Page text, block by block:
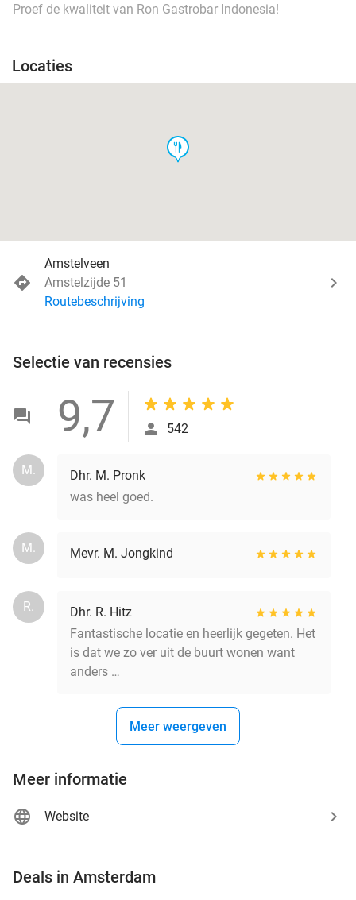
Proef de kwaliteit van Ron Gastrobar Indonesia!
Locaties
food
Amstelveen
Amstelzijde 51
Routebeschrijving
Selectie van recensies
9,7 542
M.
Dhr. M. Pronk
was heel goed.
M. Mevr. M. Jongkind
R.
Dhr. R. Hitz
Fantastische locatie en heerlijk gegeten. Het
is dat we zo ver uit de buurt wonen want
anders …
Meer weergeven
Meer informatie
Website
Deals in Amsterdam